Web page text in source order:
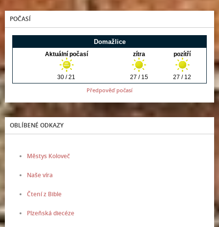
POČASÍ
Předpověď počasí
OBLÍBENÉ ODKAZY
Městys Koloveč
Naše víra
Čtení z Bible
Plzeňská diecéze